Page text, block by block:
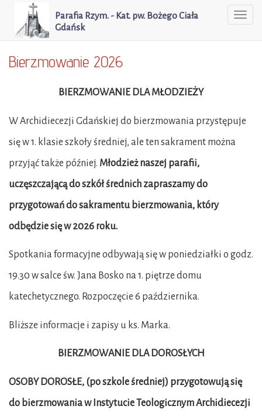
Parafia Rzym. - Kat. pw. Bożego Ciała
Gdańsk
Bierzmowanie 2026
BIERZMOWANIE DLA MŁODZIEŻY
W Archidiecezji Gdańskiej do bierzmowania przystępuje
się w 1. klasie szkoły średniej, ale ten sakrament można
przyjąć także później. Młodzież naszej parafii,
uczęszczającą do szkół średnich zapraszamy do
przygotowań do sakramentu bierzmowania, który
odbędzie się w 2026 roku.
Spotkania formacyjne odbywają się w poniedziałki o godz.
19.30 w salce św. Jana Bosko na 1. piętrze domu
katechetycznego. Rozpoczęcie 6 października.
Bliższe informacje i zapisy u ks. Marka.
BIERZMOWANIE DLA DOROSŁYCH
OSOBY DOROSŁE, (po szkole średniej) przygotowują się
do bierzmowania w Instytucie Teologicznym Archidiecezji